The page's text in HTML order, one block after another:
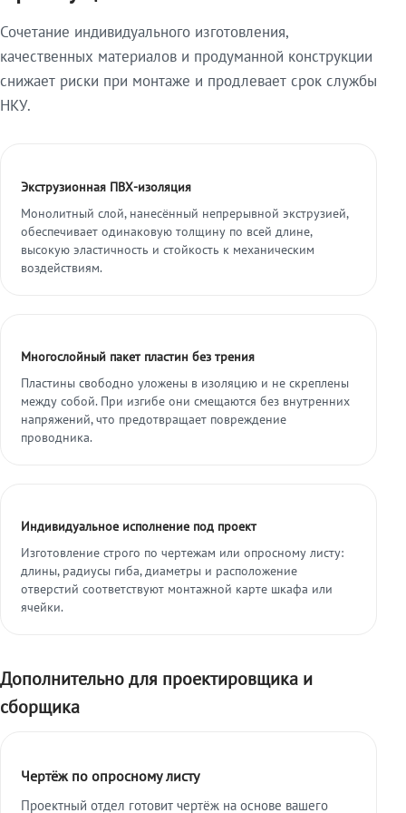
Сочетание индивидуального изготовления,
качественных материалов и продуманной конструкции
снижает риски при монтаже и продлевает срок службы
НКУ.
Экструзионная ПВХ-изоляция
Монолитный слой, нанесённый непрерывной экструзией,
обеспечивает одинаковую толщину по всей длине,
высокую эластичность и стойкость к механическим
воздействиям.
Многослойный пакет пластин без трения
Пластины свободно уложены в изоляцию и не скреплены
между собой. При изгибе они смещаются без внутренних
напряжений, что предотвращает повреждение
проводника.
Индивидуальное исполнение под проект
Изготовление строго по чертежам или опросному листу:
длины, радиусы гиба, диаметры и расположение
отверстий соответствуют монтажной карте шкафа или
ячейки.
Дополнительно для проектировщика и
сборщика
Чертёж по опросному листу
Проектный отдел готовит чертёж на основе вашего